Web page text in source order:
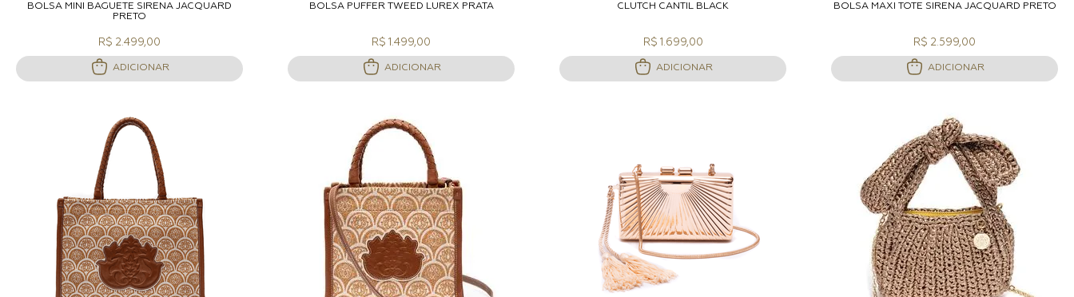
BOLSA MINI BAGUETE SIRENA JACQUARD
PRETO
R$ 2.499,00
ADICIONAR
BOLSA PUFFER TWEED LUREX PRATA
R$ 1.499,00
ADICIONAR
CLUTCH CANTIL BLACK
R$ 1.699,00
ADICIONAR
BOLSA MAXI TOTE SIRENA JACQUARD PRETO
R$ 2.599,00
ADICIONAR